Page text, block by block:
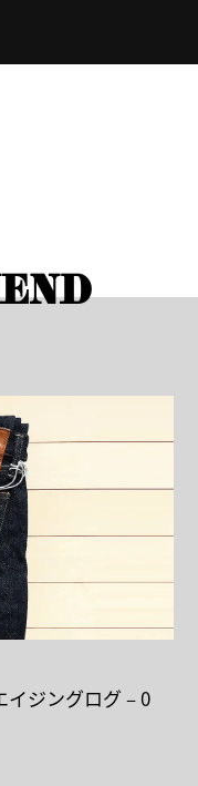
イジングログ – 0